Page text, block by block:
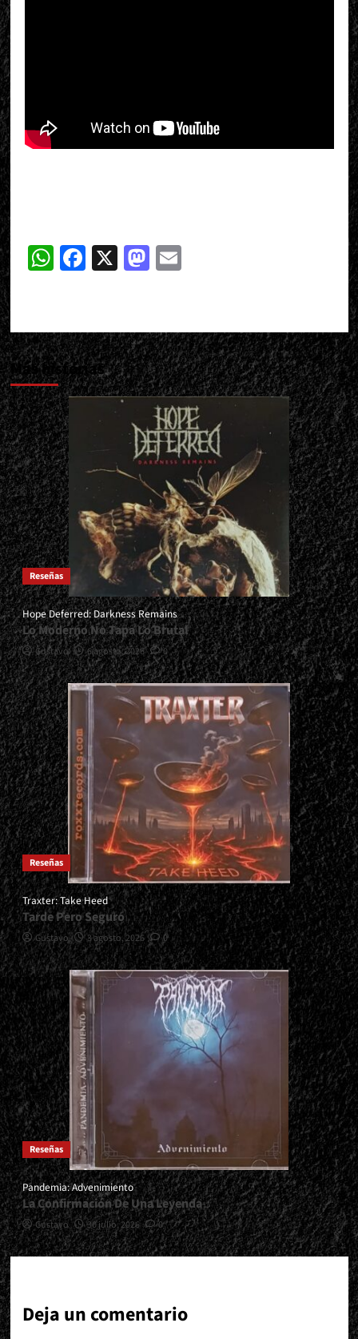
WhatsApp
Facebook
X Mastodon
Email
Más historias
Reseñas
Hope Deferred: Darkness Remains
Lo Moderno No Tapa Lo Brutal
Gustavo 6 agosto, 2026 0
Reseñas
Traxter: Take Heed
Tarde Pero Seguro
Gustavo 3 agosto, 2026 0
Reseñas
Pandemia: Advenimiento
La Confirmación De Una Leyenda
Gustavo 30 julio, 2026 0
Deja un comentario